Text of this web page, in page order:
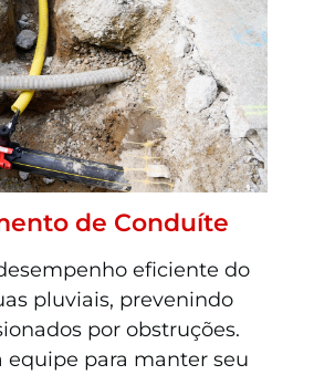
de Conduíte
eficiente do
pluviais, prevenindo
por obstruções.
equipe para manter seu